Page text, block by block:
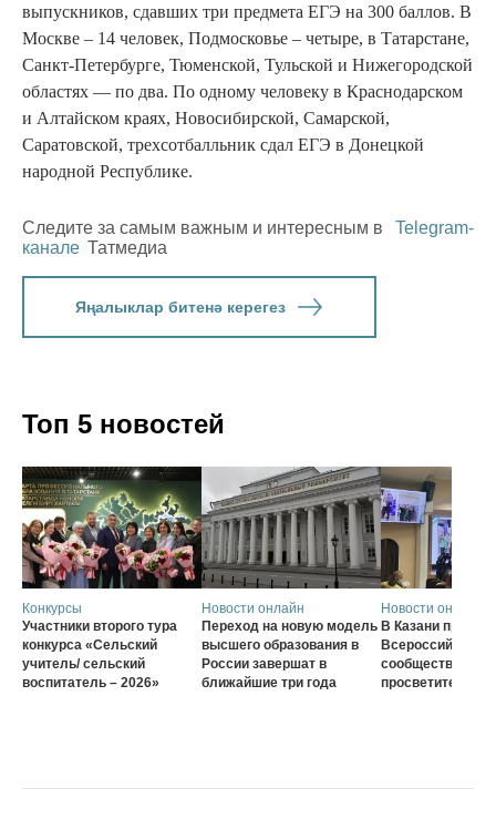
выпускников, сдавших три предмета ЕГЭ на 300 баллов. В
Москве – 14 человек, Подмосковье – четыре, в Татарстане,
Санкт-Петербурге, Тюменской, Тульской и Нижегородской
областях — по два. По одному человеку в Краснодарском
и Алтайском краях, Новосибирской, Самарской,
Саратовской, трехсотбалльник сдал ЕГЭ в Донецкой
народной Республике.
Следите за самым важным и интересным в
Telegram-
канале Татмедиа
Яңалыклар битенә керегез
Топ 5 новостей
Конкурсы
Участники второго тура
конкурса «Сельский
учитель/ сельский
воспитатель – 2026»
Новости онлайн
Переход на новую модель
высшего образования в
России завершат в
ближайшие три года
Новости онлайн
В Казани
Всероссийского
сообщества
просветителей